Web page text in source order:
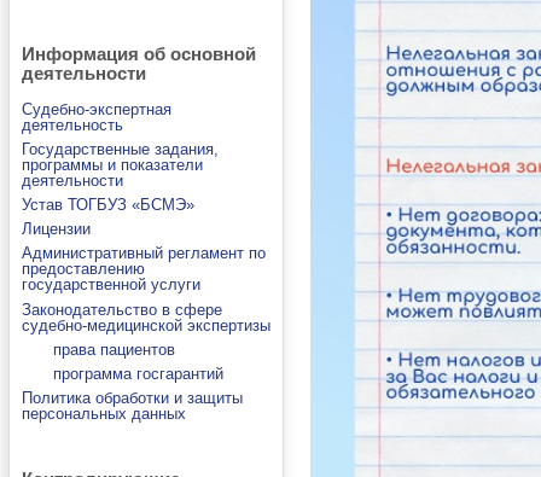
Информация об основной
деятельности
Судебно-экспертная
деятельность
Государственные задания,
программы и показатели
деятельности
Устав ТОГБУЗ «БСМЭ»
Лицензии
Административный регламент по
предоставлению
государственной услуги
Законодательство в сфере
судебно-медицинской экспертизы
права пациентов
программа госгарантий
Политика обработки и защиты
персональных данных